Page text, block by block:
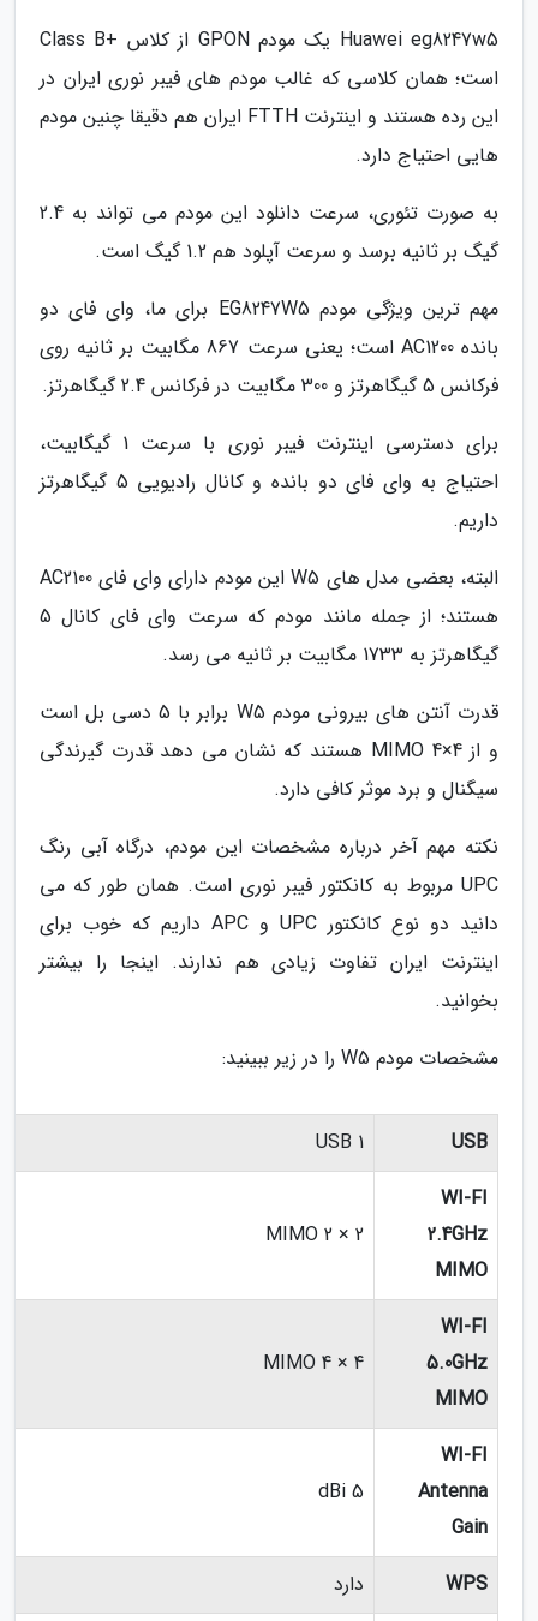
Huawei eg8247w5 یک مودم GPON از کلاس +Class B
است؛ همان کلاسی که غالب مودم های فیبر نوری ایران در
این رده هستند و اینترنت FTTH ایران هم دقیقا چنین مودم
هایی احتیاج دارد.
به صورت تئوری، سرعت دانلود این مودم می تواند به 2.4
گیگ بر ثانیه برسد و سرعت آپلود هم 1.2 گیگ است.
مهم ترین ویژگی مودم EG8247W5 برای ما، وای فای دو
بانده AC1200 است؛ یعنی سرعت 867 مگابیت بر ثانیه روی
فرکانس 5 گیگاهرتز و 300 مگابیت در فرکانس 2.4 گیگاهرتز.
برای دسترسی اینترنت فیبر نوری با سرعت 1 گیگابیت،
احتیاج به وای فای دو بانده و کانال رادیویی 5 گیگاهرتز
داریم.
البته، بعضی مدل های W5 این مودم دارای وای فای AC2100
هستند؛ از جمله مانند مودم که سرعت وای فای کانال 5
گیگاهرتز به 1733 مگابیت بر ثانیه می رسد.
قدرت آنتن های بیرونی مودم W5 برابر با 5 دسی بل است
و از MIMO 4×4 هستند که نشان می دهد قدرت گیرندگی
سیگنال و برد موثر کافی دارد.
نکته مهم آخر درباره مشخصات این مودم، درگاه آبی رنگ
UPC مربوط به کانکتور فیبر نوری است. همان طور که می
دانید دو نوع کانکتور UPC و APC داریم که خوب برای
اینترنت ایران تفاوت زیادی هم ندارند. اینجا را بیشتر
بخوانید.
مشخصات مودم W5 را در زیر ببینید:
USB
1 USB
WI-FI
2.4GHz
MIMO
2 × 2 MIMO
WI-FI
5.0GHz
MIMO
4 × 4 MIMO
WI-FI
Antenna
Gain
5 dBi
WPS دارد